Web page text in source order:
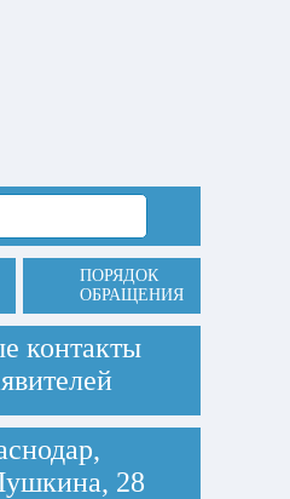
ПОРЯДОК
ОБРАЩЕНИЯ
контакты
28